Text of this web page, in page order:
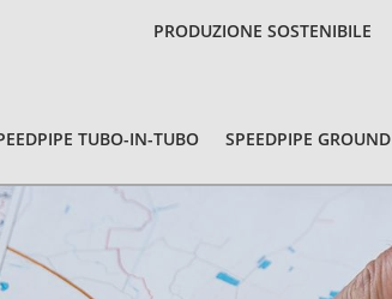
PRODUZIONE SOSTENIBILE
TUBO-IN-TUBO SPEEDPIPE GROUND